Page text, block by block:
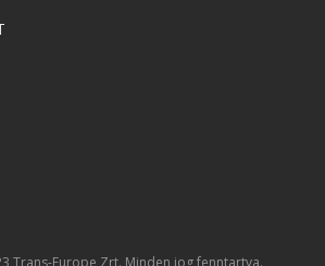
Trans-Europe Zrt. Minden jog fenntartva.